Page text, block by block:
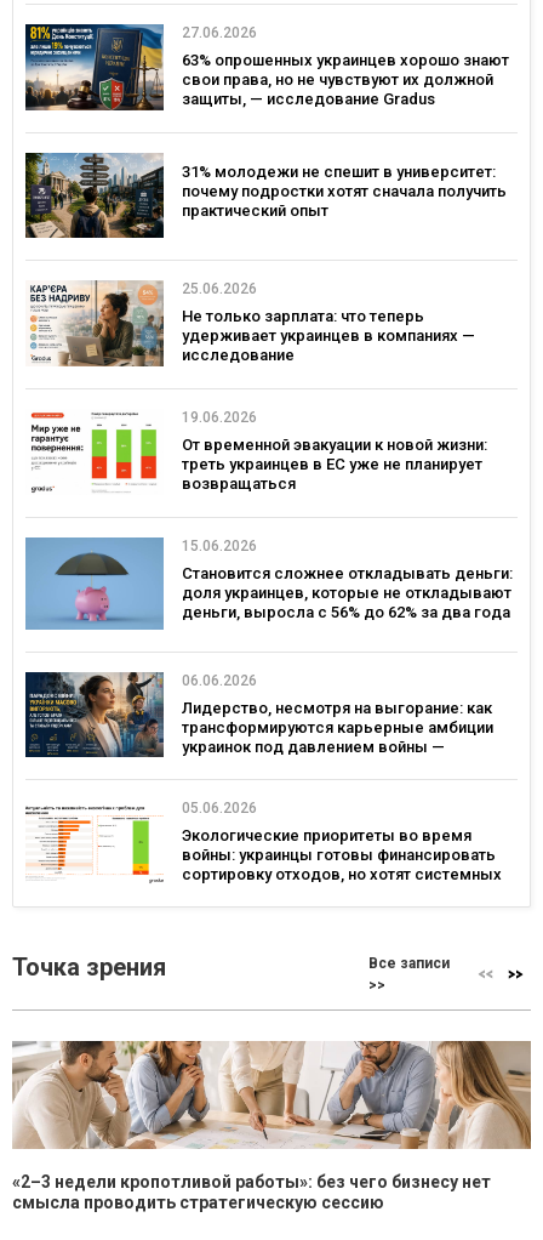
27.06.2026
63% опрошенных украинцев хорошо знают
свои права, но не чувствуют их должной
защиты, — исследование Gradus
31% молодежи не спешит в университет:
почему подростки хотят сначала получить
практический опыт
25.06.2026
Не только зарплата: что теперь
удерживает украинцев в компаниях —
исследование
19.06.2026
От временной эвакуации к новой жизни:
треть украинцев в ЕС уже не планирует
возвращаться
15.06.2026
Становится сложнее откладывать деньги:
доля украинцев, которые не откладывают
деньги, выросла с 56% до 62% за два года
06.06.2026
Лидерство, несмотря на выгорание: как
трансформируются карьерные амбиции
украинок под давлением войны —
05.06.2026
Экологические приоритеты во время
войны: украинцы готовы финансировать
сортировку отходов, но хотят системных
Точка зрения
Все записи
>>
«2–3 недели кропотливой работы»: без чего бизнесу нет
смысла проводить стратегическую сессию